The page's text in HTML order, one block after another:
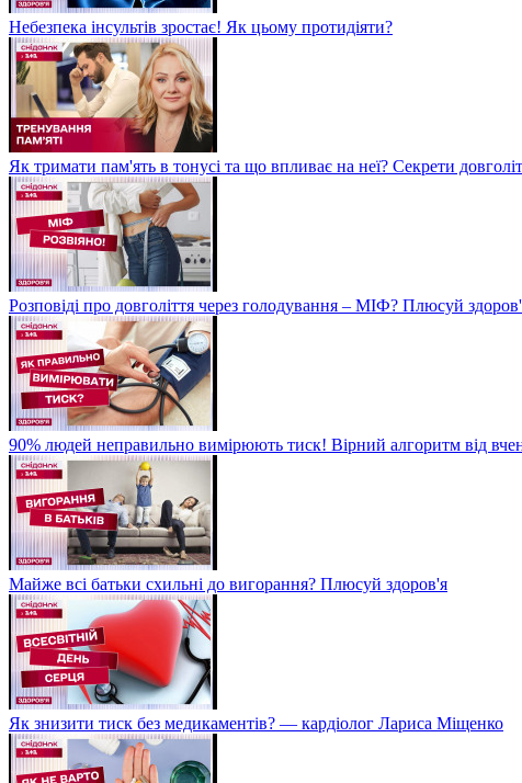
Небезпека інсультів зростає! Як цьому протидіяти?
Як тримати пам'ять в тонусі та що впливає на неї? Секрети
Розповіді про довголіття через голодування – МІФ? Плюсуй
90% людей неправильно вимірюють тиск! Вірний алгоритм від
Майже всі батьки схильні до вигорання? Плюсуй здоров'я
Як знизити тиск без медикаментів? — кардіолог Лариса Міщенко